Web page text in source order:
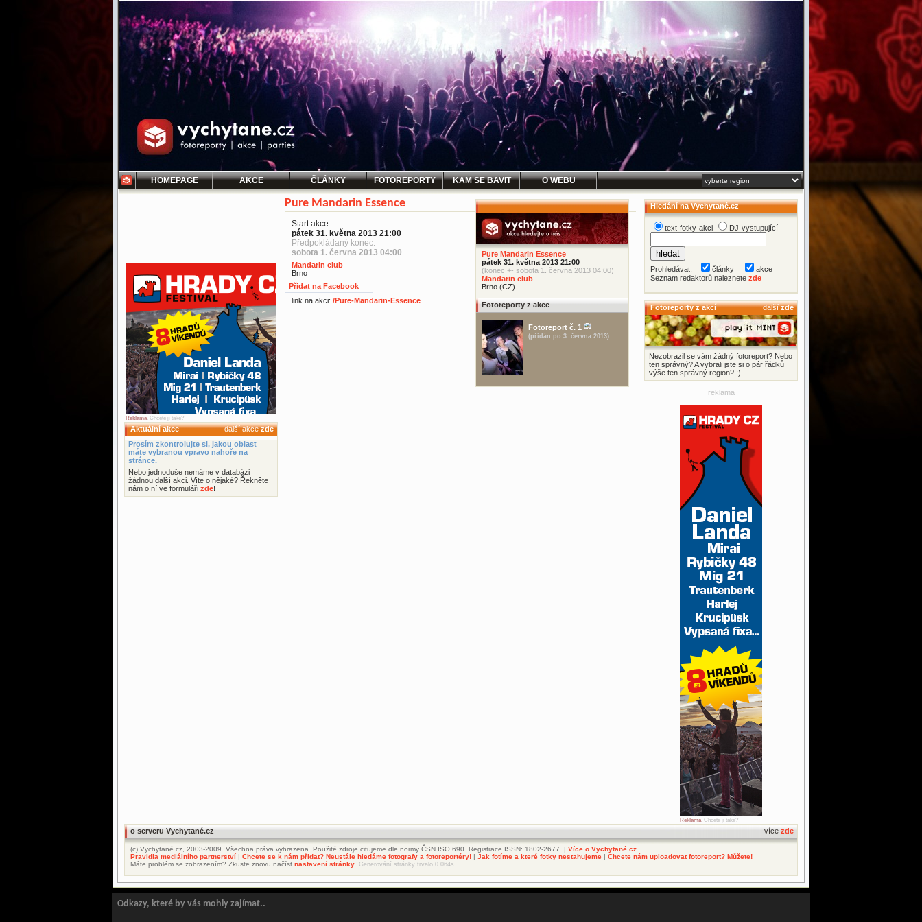
HOMEPAGE AKCE ČLÁNKY FOTOREPORTY KAM SE BAVIT O WEBU
Reklama. Chcete ji také?
Aktuální akce další akcezde
Prosím zkontrolujte si, jakou oblast
máte vybranou vpravo nahoře na
stránce.
Nebo jednoduše nemáme v databázi
žádnou další akci. Víte o nějaké? Řekněte
nám o ní ve formuláři zde!
Pure Mandarin Essence
pátek 31. května 2013 21:00
(konec +- sobota 1. června 2013 04:00)
Mandarin club
Brno (CZ)
Fotoreporty z akce
Fotoreport č. 1
(přidán po 3. června 2013)
Pure Mandarin Essence
Start akce:
pátek 31. května 2013 21:00
Předpokládaný konec:
sobota 1. června 2013 04:00
Mandarin club
Brno
Přidat na Facebook
link na akci: /Pure-Mandarin-Essence
Hledání na Vychytané.cz
text-fotky-akci DJ-vystupující
Prohledávat: články
akce
Seznam redaktorů naleznete zde
Fotoreporty z akcí dalšízde
Nezobrazil se vám žádný fotoreport? Nebo
ten správný? A vybrali jste si o pár řádků
výše ten správný region? ;)
reklama
Reklama. Chcete ji také?
o serveru Vychytané.cz více zde
(c) Vychytané.cz, 2003-2009. Všechna práva vyhrazena. Použité zdroje citujeme dle normy ČSN ISO 690. Registrace ISSN: 1802-2677. | Více o Vychytané.cz
Pravidla mediálního partnerství | Chcete se k nám přidat? Neustále hledáme fotografy a fotoreportéry! | Jak fotíme a které fotky nestahujeme | Chcete nám uploadovat fotoreport? Můžete!
Máte problém se zobrazením? Zkuste znovu načíst nastavení stránky Generování stránky trvalo 0.064s.
Odkazy, které by vás mohly zajímat..